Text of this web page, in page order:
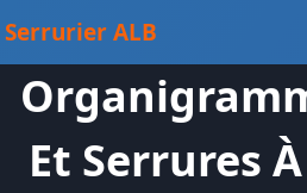
au
contenu
Serrurier ALB
Et Serrures